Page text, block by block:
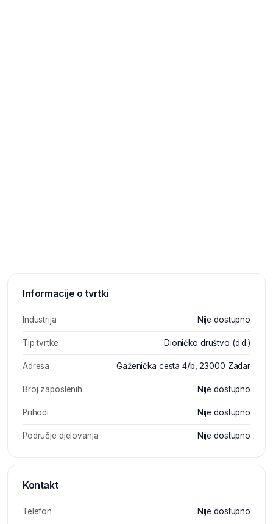
Informacije o tvrtki
Industrija Nije dostupno
Tip tvrtke Dioničko društvo (d.d.)
Adresa Gaženička cesta 4/b, 23000 Zadar
Broj zaposlenih Nije dostupno
Prihodi Nije dostupno
Područje djelovanja Nije dostupno
Kontakt
Telefon Nije dostupno